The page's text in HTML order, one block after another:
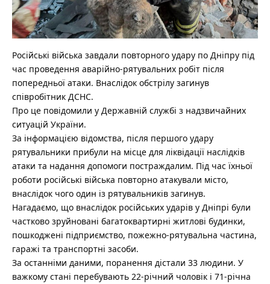
Російські війська завдали повторного удару по Дніпру під
час проведення аварійно-рятувальних робіт після
попередньої атаки. Внаслідок обстрілу загинув
співробітник ДСНС.
Про це повідомили у Державній службі з надзвичайних
ситуацій України.
За інформацією відомства, після першого удару
рятувальники прибули на місце для ліквідації наслідків
атаки та надання допомоги постраждалим. Під час їхньої
роботи російські війська повторно атакували місто,
внаслідок чого один із рятувальників загинув.
Нагадаємо, що внаслідок російських ударів у Дніпрі були
частково зруйновані багатоквартирні житлові будинки,
пошкоджені підприємство, пожежно-рятувальна частина,
гаражі та транспортні засоби.
За останніми даними, поранення дістали 33 людини. У
важкому стані перебувають 22-річний чоловік і 71-річна